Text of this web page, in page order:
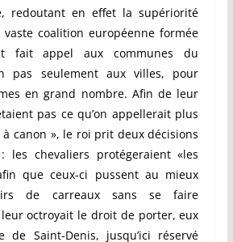
redoutant en effet la supériorité
coalition européenne formée
fait appel aux communes du
pas seulement aux villes, pour
en grand nombre. Afin de leur
pas ce qu’on appellerait plus
canon », le roi prit deux décisions
les chevaliers protégeraient «les
que ceux-ci pussent au mieux
de carreaux sans se faire
octroyait le droit de porter, eux
de Saint-Denis, jusqu’ici réservé